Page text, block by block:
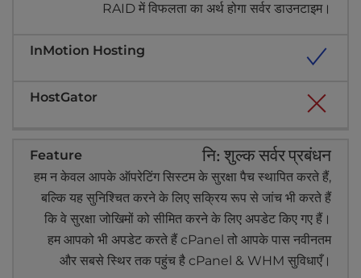
RAID में विफलता का अर्थ होगा सर्वर डाउनटाइम।
नि: शुल्क सर्वर प्रबंधन
हम न केवल आपके ऑपरेटिंग सिस्टम के सुरक्षा पैच स्थापित करते हैं,
बल्कि यह सुनिश्चित करने के लिए सक्रिय रूप से जांच भी करते हैं
कि वे सुरक्षा जोखिमों को सीमित करने के लिए अपडेट किए गए हैं।
हम आपको भी अपडेट करते हैं cPanel तो आपके पास नवीनतम
और सबसे स्थिर तक पहुंच है cPanel & WHM सुविधाएँ।